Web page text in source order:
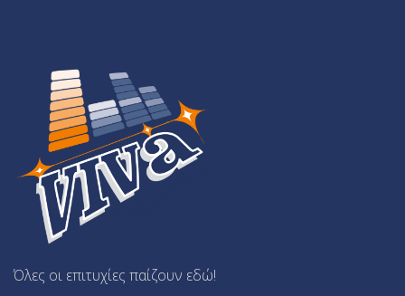
Όλες οι επιτυχίες παίζουν εδώ!